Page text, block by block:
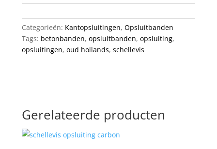
Categorieën: Kantopsluitingen, Opsluitbanden
Tags: betonbanden, opsluitbanden, opsluiting,
opsluitingen, oud hollands, schellevis
Gerelateerde producten